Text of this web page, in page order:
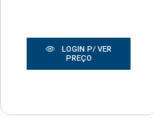
LOGIN P/ VER
PREÇO